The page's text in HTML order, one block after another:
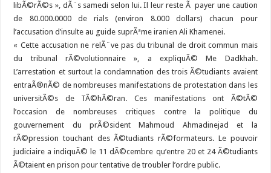
libÃ©rÃ©s », dÃ¨s samedi selon lui. Il leur reste Ã payer une caution
de 80.000.0000 de rials (environ 8.000 dollars) chacun pour
l’accusation d’insulte au guide suprÃªme iranien Ali Khamenei.
« Cette accusation ne relÃ¨ve pas du tribunal de droit commun mais
du tribunal rÃ©volutionnaire », a expliquÃ© Me Dadkhah.
L’arrestation et surtout la condamnation des trois Ã©tudiants avaient
entraÃ®nÃ© de nombreuses manifestations de protestation dans les
universitÃ©s de TÃ©hÃ©ran. Ces manifestations ont Ã©tÃ©
l’occasion de nombreuses critiques contre la politique du
gouvernement du prÃ©sident Mahmoud Ahmadinejad et la
rÃ©pression touchant des Ã©tudiants rÃ©formateurs. Le pouvoir
judiciaire a indiquÃ© le 11 dÃ©cembre qu’entre 20 et 24 Ã©tudiants
Ã©taient en prison pour tentative de troubler l’ordre public.